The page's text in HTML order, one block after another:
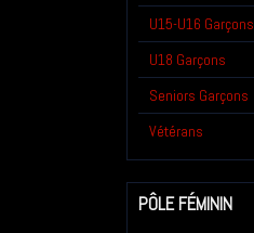
U15-U16 Garçons
U18 Garçons
Seniors Garçons
Vétérans
PÔLE FÉMININ